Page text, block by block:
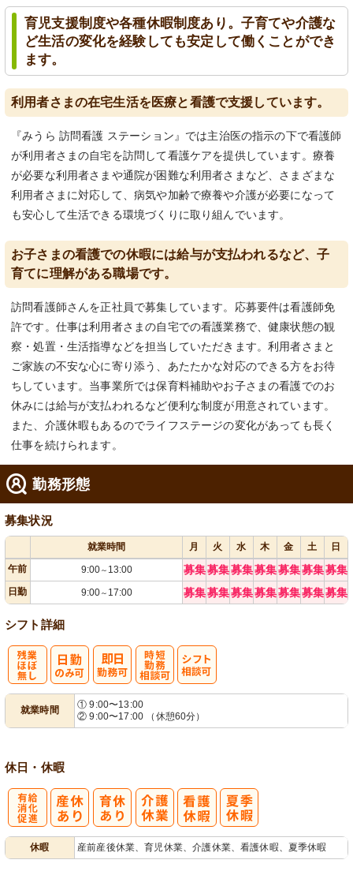
育児支援制度や各種休暇制度あり。子育てや介護な
ど生活の変化を経験しても安定して働くことができ
ます。
利用者さまの在宅生活を医療と看護で支援しています。
『みうら 訪問看護 ステーション』では主治医の指示の下で看護師
が利用者さまの自宅を訪問して看護ケアを提供しています。療養
が必要な利用者さまや通院が困難な利用者さまなど、さまざまな
利用者さまに対応して、病気や加齢で療養や介護が必要になって
も安心して生活できる環境づくりに取り組んでいます。
お子さまの看護での休暇には給与が支払われるなど、子
育てに理解がある職場です。
訪問看護師さんを正社員で募集しています。応募要件は看護師免
許です。仕事は利用者さまの自宅での看護業務で、健康状態の観
察・処置・生活指導などを担当していただきます。利用者さまと
ご家族の不安な心に寄り添う、あたたかな対応のできる方をお待
ちしています。当事業所では保育料補助やお子さまの看護でのお
休みには給与が支払われるなど便利な制度が用意されています。
また、介護休暇もあるのでライフステージの変化があっても長く
仕事を続けられます。
勤務形態
募集状況
就業時間 月 火 水 木 金 土
日
午前
9:00～ 13:00 募集募集募集募集募集募集募集
日勤 9:00～ 17:00 募集募集募集募集募集募集募集
シフト詳細
就業時間
① 9:00〜13:00
② 9:00〜17:00 （休憩60分）
休日・休暇
休暇 産前産後休業、育児休業、介護休業、看護休暇、夏季休暇